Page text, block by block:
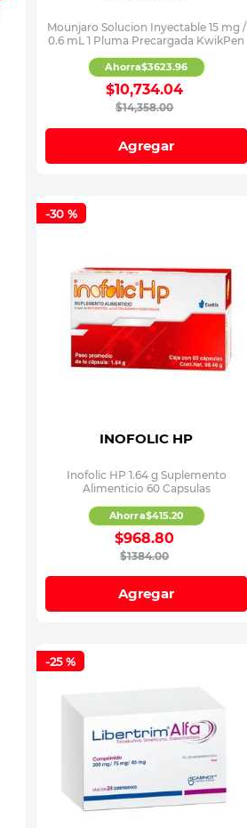
Mounjaro Solucion Inyectable 15 mg /
0.6 mL 1 Pluma Precargada KwikPen
$14,358.00
$10,734.04
Ahorra$3623.96
Agregar
-30 %
INOFOLIC HP
Inofolic HP 1.64 g Suplemento
Alimenticio 60 Capsulas
$1384.00
$968.80
Ahorra$415.20
Agregar
-25 %